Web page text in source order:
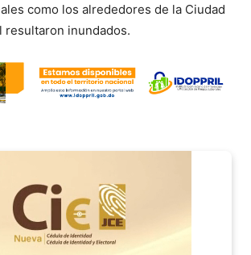
como los alrededores de la Ciudad
resultaron inundados.